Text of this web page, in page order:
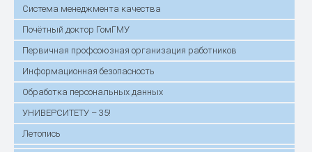
Система менеджмента качества
Почётный доктор ГомГМУ
Первичная профсоюзная организация работников
Информационная безопасность
Обработка персональных данных
УНИВЕРСИТЕТУ – 35!
Летопись